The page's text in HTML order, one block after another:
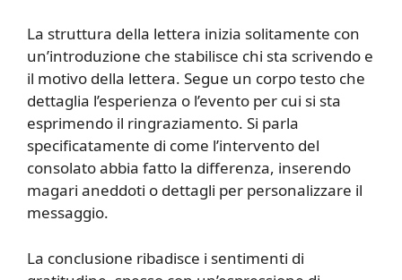
La struttura della lettera inizia solitamente con
un’introduzione che stabilisce chi sta scrivendo e
il motivo della lettera. Segue un corpo testo che
dettaglia l’esperienza o l’evento per cui si sta
esprimendo il ringraziamento. Si parla
specificatamente di come l’intervento del
consolato abbia fatto la differenza, inserendo
magari aneddoti o dettagli per personalizzare il
messaggio.
La conclusione ribadisce i sentimenti di